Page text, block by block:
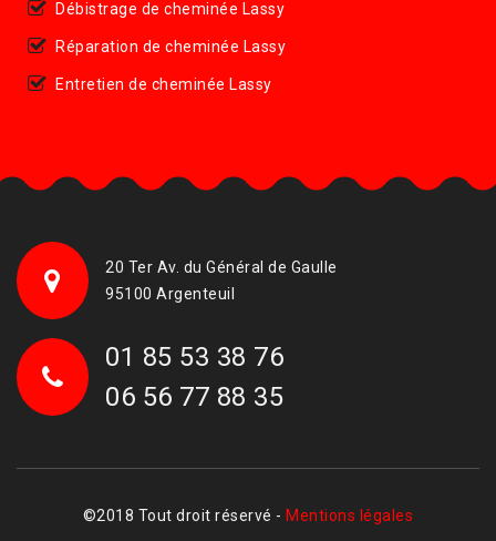
Débistrage de cheminée Lassy
Réparation de cheminée Lassy
Entretien de cheminée Lassy
20 Ter Av. du Général de Gaulle
95100 Argenteuil
01 85 53 38 76
06 56 77 88 35
©2018 Tout droit réservé - Mentions légales